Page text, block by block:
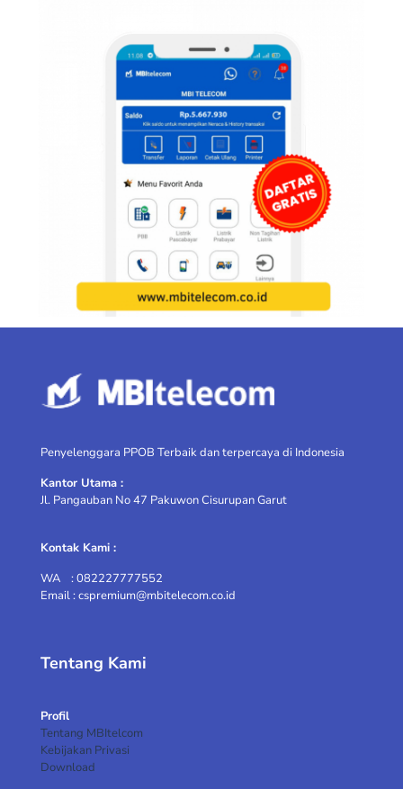
Penyelenggara PPOB Terbaik dan terpercaya di Indonesia
Kantor Utama :
Jl. Pangauban No 47 Pakuwon Cisurupan Garut
Kontak Kami :
WA : 082227777552
Email : cspremium@mbitelecom.co.id
Tentang Kami
Profil
Tentang MBItelcom
Kebijakan Privasi
Download